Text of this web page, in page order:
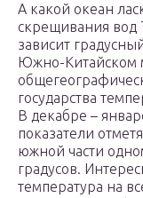
А какой океан
скрещивания вод
зависит
Южно-Китайском
государства
В декабре –
показатели
южной части
градусов.
температура на